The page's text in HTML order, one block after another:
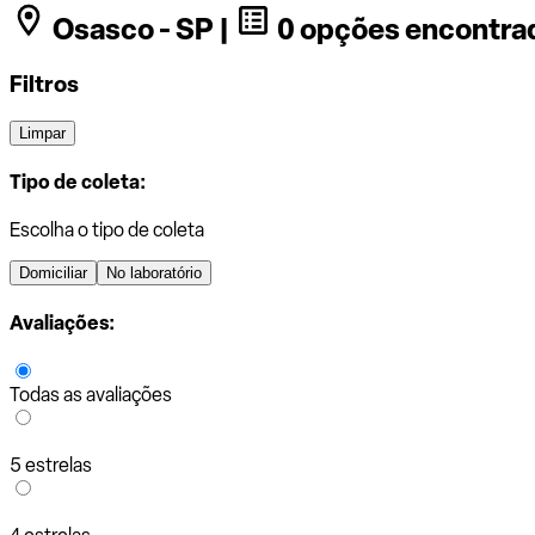
Osasco - SP | 0 opções
Filtros
Limpar
Tipo de coleta:
Escolha o tipo de coleta
Domiciliar No laboratório
Avaliações:
Todas as avaliações
5 estrelas